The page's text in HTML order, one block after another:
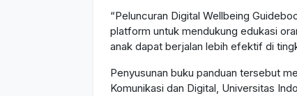
“Peluncuran Digital Wellbeing
platform untuk mendukung edukasi
anak dapat berjalan lebih efektif di
Penyusunan buku panduan tersebut
Komunikasi dan Digital, Universitas